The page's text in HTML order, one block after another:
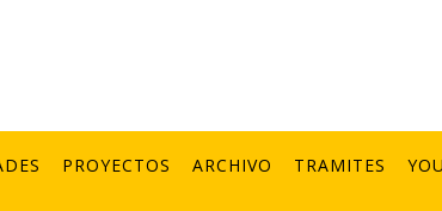
PROYECTOS ARCHIVO TRAMITES